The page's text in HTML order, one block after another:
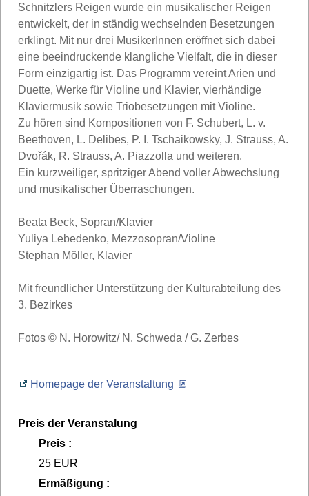
Schnitzlers Reigen wurde ein musikalischer Reigen
entwickelt, der in ständig wechselnden Besetzungen
erklingt. Mit nur drei MusikerInnen eröffnet sich dabei
eine beeindruckende klangliche Vielfalt, die in dieser
Form einzigartig ist. Das Programm vereint Arien und
Duette, Werke für Violine und Klavier, vierhändige
Klaviermusik sowie Triobesetzungen mit Violine.
Zu hören sind Kompositionen von F. Schubert, L. v.
Beethoven, L. Delibes, P. I. Tschaikowsky, J. Strauss, A.
Dvořák, R. Strauss, A. Piazzolla und weiteren.
Ein kurzweiliger, spritziger Abend voller Abwechslung
und musikalischer Überraschungen.
Beata Beck, Sopran/Klavier
Yuliya Lebedenko, Mezzosopran/Violine
Stephan Möller, Klavier
Mit freundlicher Unterstützung der Kulturabteilung des
3. Bezirkes
Fotos © N. Horowitz/ N. Schweda / G. Zerbes
Homepage der Veranstaltung
Preis der Veranstalung
Preis :
25 EUR
Ermäßigung :